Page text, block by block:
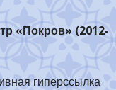
«Покров» (2012-
гиперссылка